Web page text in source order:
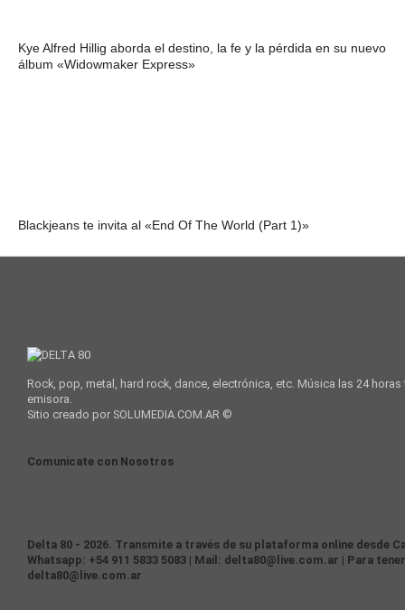
Kye Alfred Hillig aborda el destino, la fe y la pérdida en su nuevo
álbum «Widowmaker Express»
Blackjeans te invita al «End Of The World (Part 1)»
Rock, pop, metal, hard rock, dance, electrónica, etc. Música las 24
emisora.
Sitio creado por SOLUMEDIA.COM.AR ©
Comunicate con Nosotros
Delta 80 - 2026. Transmite a través de su plataforma online desde
Whatsapp: +54 911 5833 5083 | Mail: delta80@live.com.ar | Para
delta80@live.com.ar